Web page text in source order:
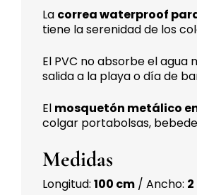
La correa waterproof
tiene la serenidad de los
El PVC no absorbe el
salida a la playa o día de
El mosquetón metálico
colgar portabolsas,
Medidas
Longitud: 100 cm / Ancho: